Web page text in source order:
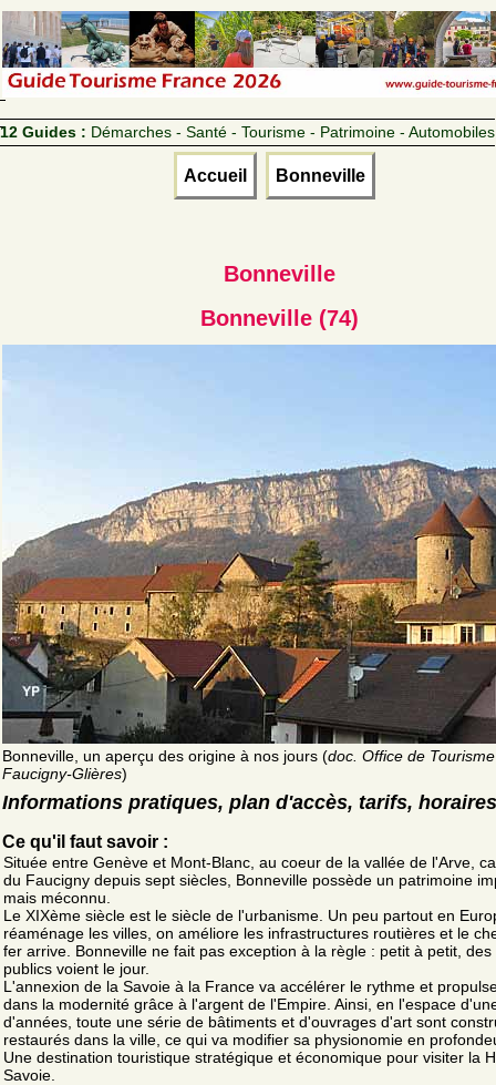
12 Guides : Démarches - Santé - Tourisme - Patrimoine - Automobiles
Accueil Bonneville
Bonneville
Bonneville (74)
Bonneville, un aperçu des origine à nos jours (doc. Office de Tourisme
Faucigny-Glières)
Informations pratiques, plan d'accès, tarifs, horaires
Ce qu'il faut savoir :
Située entre Genève et Mont-Blanc, au coeur de la vallée de l'Arve,
du Faucigny depuis sept siècles, Bonneville possède un patrimoine
mais méconnu.
Le XIXème siècle est le siècle de l'urbanisme. Un peu partout en
réaménage les villes, on améliore les infrastructures routières et le
fer arrive. Bonneville ne fait pas exception à la règle : petit à petit, des
publics voient le jour.
L'annexion de la Savoie à la France va accélérer le rythme et
dans la modernité grâce à l'argent de l'Empire. Ainsi, en l'espace
d'années, toute une série de bâtiments et d'ouvrages d'art sont
restaurés dans la ville, ce qui va modifier sa physionomie en
Une destination touristique stratégique et économique pour visiter la
Savoie.